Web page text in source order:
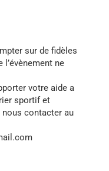
sur de fidèles
ne
votre aide a
sportif et
contacter au